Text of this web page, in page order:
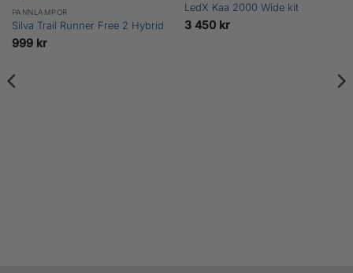
PANNLAMPOR
Silva Trail Runner Free 2 Hybrid
999 kr
LedX Kaa 2000 Wide kit
3 450 kr